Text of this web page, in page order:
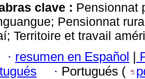
clave : Pensionnat
Pensionnat
Territoire et travail
· resumen en Español |
· Portugués (